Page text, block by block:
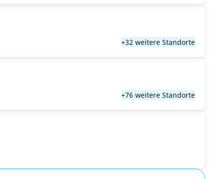
+32 weitere Standorte
+76 weitere Standorte